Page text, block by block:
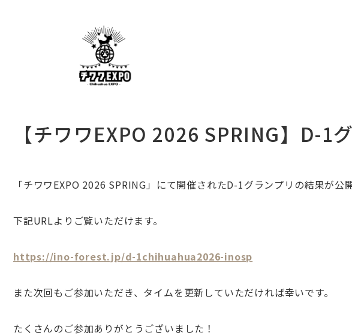
【チワワEXPO 2026 SPRING】D-
「チワワEXPO 2026 SPRING 」にて開催されたD-1グランプリの結果が公
下記URLよりご覧いただけます。
https://ino-forest.jp/d-1chihuahua2026-inosp
また次回もご参加いただき、タイムを更新していただければ幸いです。
たくさんのご参加ありがとうございました！